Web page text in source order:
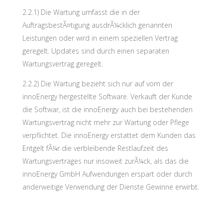
2.2.1) Die Wartung umfasst die in der
AuftragsbestÃ¤tigung ausdrÃ¼cklich genannten
Leistungen oder wird in einem speziellen Vertrag
geregelt. Updates sind durch einen separaten
Wartungsvertrag geregelt.
2.2.2) Die Wartung bezieht sich nur auf vom der
innoEnergy hergestellte Software. Verkauft der Kunde
die Softwar, ist die innoEnergy auch bei bestehenden
Wartungsvertrag nicht mehr zur Wartung oder Pflege
verpflichtet. Die innoEnergy erstattet dem Kunden das
Entgelt fÃ¼r die verbleibende Restlaufzeit des
Wartungsvertrages nur insoweit zurÃ¼ck, als das die
innoEnergy GmbH Aufwendungen erspart oder durch
anderweitige Verwendung der Dienste Gewinne erwirbt.